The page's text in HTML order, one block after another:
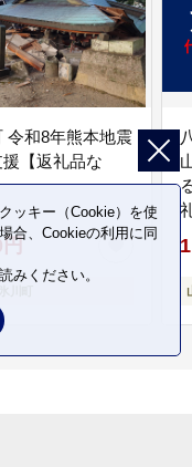
令和8年熊本地震
【返礼品な
ッキー（Cookie）を使
合、Cookieの利用に同
みください。